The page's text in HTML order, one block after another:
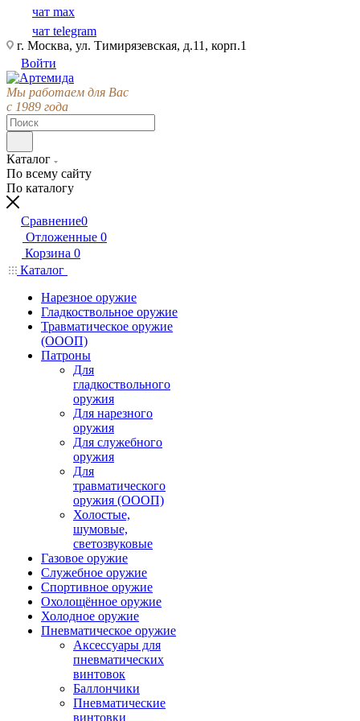
чат max
чат telegram
г. Москва, ул. Тимирязевская, д.11, корп.1
Войти
Мы работаем для Вас
с 1989 года
Каталог
По всему сайту
По каталогу
Сравнение0
Отложенные 0
Корзина 0
Каталог
Нарезное оружие
Гладкоствольное оружие
Травматическое оружие
(ОООП)
Патроны
Для
гладкоствольного
оружия
Для нарезного
оружия
Для служебного
оружия
Для
травматического
оружия (ОООП)
Холостые,
шумовые,
светозвуковые
Газовое оружие
Служебное оружие
Спортивное оружие
Охолощённое оружие
Холодное оружие
Пневматическое оружие
Аксессуары для
пневматических
винтовок
Баллончики
Пневматические
винтовки